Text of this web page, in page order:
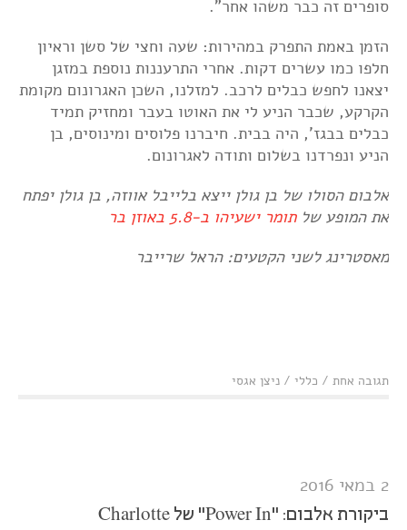
סופרים זה כבר משהו אחר".
הזמן באמת התפרק במהירות: שעה וחצי של סשן וראיון
חלפו כמו עשרים דקות. אחרי התרעננות נוספת במזגן
יצאנו לחפש כבלים לרכב. למזלנו, השכן האגרונום מקומת
הקרקע, שכבר הניע לי את האוטו בעבר ומחזיק תמיד
כבלים בבגז', היה בבית. חיברנו פלוסים ומינוסים, בן
הניע ונפרדנו בשלום ותודה לאגרונום.
אלבום הסולו של בן גולן ייצא בלייבל אווזה, בן גולן יפתח
את המופע שלתומר ישעיהו ב-5.8 באוזן בר
מאסטרינג לשני הקטעים: הראל שרייבר
תגובה אחת / כללי / ניצן אגסי
2 במאי 2016
ביקורת אלבום: "Power In" של Charlotte